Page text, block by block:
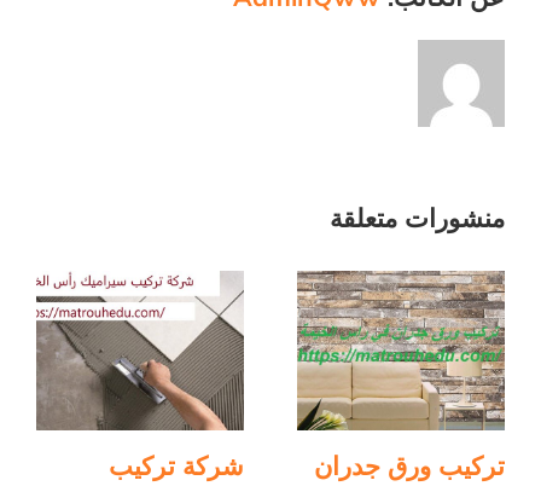
منشورات متعلقة
تركيب ورق جدران
شركة تركيب